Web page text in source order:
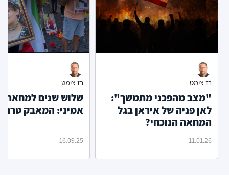
רז צימט
"מצב מהפכני מתמשך":
לאן פניה של איראן בגל
המחאה הנוכחי?
11.01.26
רז צימט
שלוש שנים למחאת
אמיני: המאבק טרם
16.09.25